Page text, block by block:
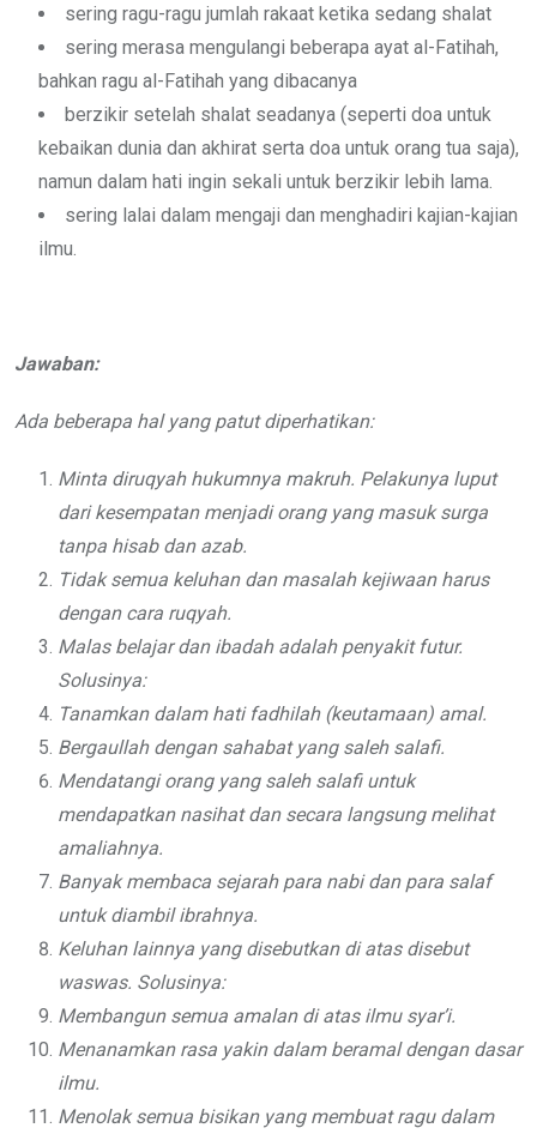
sering ragu-ragu jumlah rakaat ketika sedang shalat
sering merasa mengulangi beberapa ayat al-Fatihah,
bahkan ragu al-Fatihah yang dibacanya
berzikir setelah shalat seadanya (seperti doa untuk
kebaikan dunia dan akhirat serta doa untuk orang tua saja),
namun dalam hati ingin sekali untuk berzikir lebih lama.
sering lalai dalam mengaji dan menghadiri kajian-kajian
ilmu.
Jawaban:
Ada beberapa hal yang patut diperhatikan:
Minta diruqyah hukumnya makruh. Pelakunya luput
dari kesempatan menjadi orang yang masuk surga
tanpa hisab dan azab.
Tidak semua keluhan dan masalah kejiwaan harus
dengan cara ruqyah.
Malas belajar dan ibadah adalah penyakit futur.
Solusinya:
Tanamkan dalam hati fadhilah (keutamaan) amal.
Bergaullah dengan sahabat yang saleh salafi.
Mendatangi orang yang saleh salafi untuk
mendapatkan nasihat dan secara langsung melihat
amaliahnya.
Banyak membaca sejarah para nabi dan para salaf
untuk diambil ibrahnya.
Keluhan lainnya yang disebutkan di atas disebut
waswas. Solusinya:
Membangun semua amalan di atas ilmu syar’i.
Menanamkan rasa yakin dalam beramal dengan dasar
ilmu.
Menolak semua bisikan yang membuat ragu dalam